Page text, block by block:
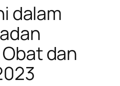
dalam
dan